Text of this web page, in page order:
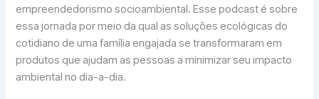
empreendedorismo socioambiental. Esse podcast é sobre
essa jornada por meio da qual as soluções ecológicas do
cotidiano de uma família engajada se transformaram em
produtos que ajudam as pessoas a minimizar seu impacto
ambiental no dia-a-dia.